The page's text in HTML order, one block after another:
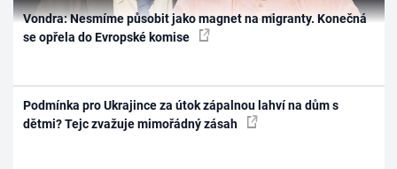
Vondra: Nesmíme působit jako magnet na migranty. Konečná
se opřela do Evropské komise
Podmínka pro Ukrajince za útok zápalnou lahví na dům s
dětmi? Tejc zvažuje mimořádný zásah